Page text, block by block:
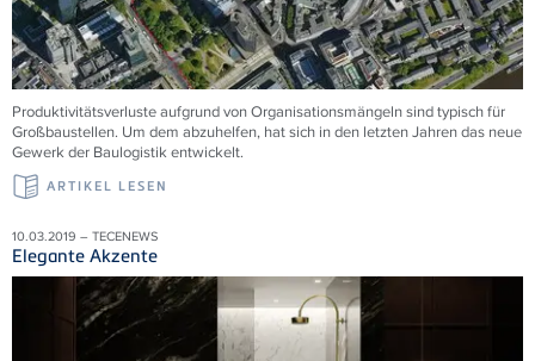
Produktivitätsverluste aufgrund von Organisationsmängeln sind typisch für
Großbaustellen. Um dem abzuhelfen, hat sich in den letzten Jahren das neue
Gewerk der Baulogistik entwickelt.
ARTIKEL LESEN
10.03.2019 – TECENEWS
Elegante Akzente